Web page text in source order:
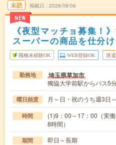
未読
NEW
掲載日 2026/08/06
《夜型マッチョ募集！
スーパーの商品を仕分け
職種未経験OK WEB登録OK 派遣
勤務地 埼玉県草加市
獨協大学前駅からバス5
曜日頻度 月～日・祝のうち週3
時間
(1)9：00～17：00（実
8時間）
期間 即日～長期